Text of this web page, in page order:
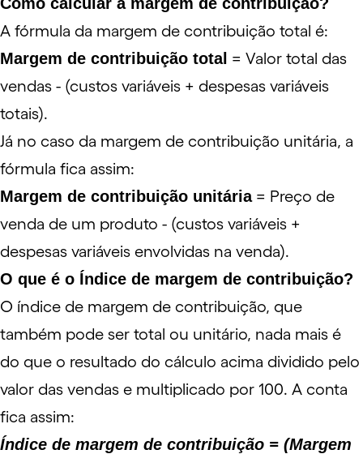
A fórmula da margem de contribuição total é:
Margem de contribuição total = Valor total das
vendas - (custos variáveis + despesas variáveis
totais).
Já no caso da margem de contribuição unitária, a
fórmula fica assim:
Margem de contribuição unitária= Preço de
venda de um produto - (custos variáveis +
despesas variáveis envolvidas na venda).
O que é o Índice de margem de contribuição?
O índice de margem de contribuição, que
também pode ser total ou unitário, nada mais é
do que o resultado do cálculo acima dividido pelo
valor das vendas e multiplicado por 100. A conta
fica assim:
Índice de margem de contribuição = (Margem